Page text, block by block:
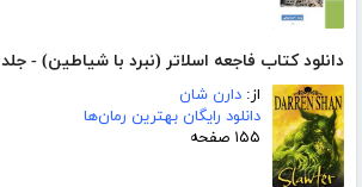
دانلود کتاب فاجعه اسلاتر (نبرد با شیاطین) - جلد 3
از: دارن شان
دانلود رایگان بهترین رمان‌ها
۱۵۵ صفحه